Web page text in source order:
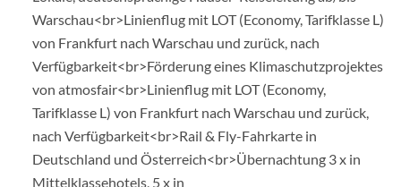
Warschau<br>Linienflug mit LOT (Economy, Tarifklasse L)
von Frankfurt nach Warschau und zurück, nach
Verfügbarkeit<br>Förderung eines Klimaschutzprojektes
von atmosfair<br>Linienflug mit LOT (Economy,
Tarifklasse L) von Frankfurt nach Warschau und zurück,
nach Verfügbarkeit<br>Rail & Fly-Fahrkarte in
Deutschland und Österreich<br>Übernachtung 3 x in
Mittelklassehotels, 5 x in